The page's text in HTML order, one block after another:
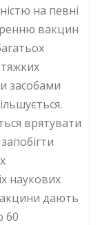
на певні
вакцин
засобами
врятувати
наукових
дають
60